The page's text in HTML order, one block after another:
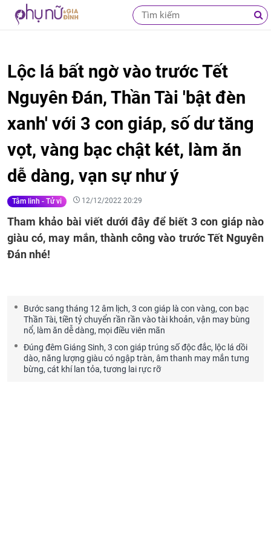
Lộc lá bất ngờ vào trước Tết
Nguyên Đán, Thần Tài 'bật đèn
xanh' với 3 con giáp, số dư tăng
vọt, vàng bạc chật két, làm ăn
dễ dàng, vạn sự như ý
Tâm linh - Tử vi 12/12/2022 20:29
Tham khảo bài viết dưới đây để biết 3 con giáp nào
giàu có, may mắn, thành công vào trước Tết Nguyên
Đán nhé!
Bước sang tháng 12 âm lịch, 3 con giáp là con vàng, con bạc
Thần Tài, tiền tỷ chuyển rần rần vào tài khoản, vận may bùng
nổ, làm ăn dễ dàng, mọi điều viên mãn
Đúng đêm Giáng Sinh, 3 con giáp trúng số độc đắc, lộc lá dồi
dào, năng lượng giàu có ngập tràn, âm thanh may mắn tưng
bừng, cát khí lan tỏa, tương lai rực rỡ